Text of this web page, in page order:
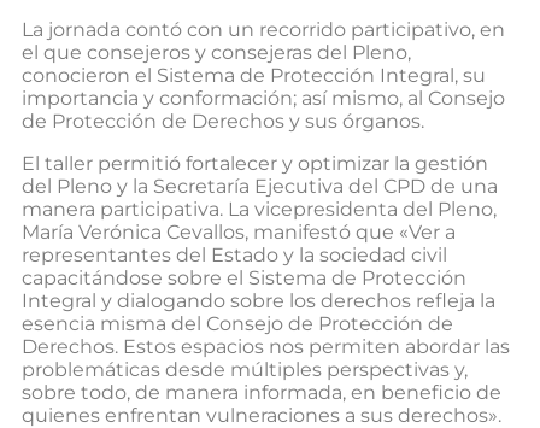
La jornada contó con un recorrido participativo, en
el que consejeros y consejeras del Pleno,
conocieron el Sistema de Protección Integral, su
importancia y conformación; así mismo, al Consejo
de Protección de Derechos y sus órganos.
El taller permitió fortalecer y optimizar la gestión
del Pleno y la Secretaría Ejecutiva del CPD de una
manera participativa. La vicepresidenta del Pleno,
María Verónica Cevallos, manifestó que «Ver a
representantes del Estado y la sociedad civil
capacitándose sobre el Sistema de Protección
Integral y dialogando sobre los derechos refleja la
esencia misma del Consejo de Protección de
Derechos. Estos espacios nos permiten abordar las
problemáticas desde múltiples perspectivas y,
sobre todo, de manera informada, en beneficio de
quienes enfrentan vulneraciones a sus derechos».